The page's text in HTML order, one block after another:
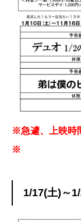
※急遽、上映時
※
1/17(土)～